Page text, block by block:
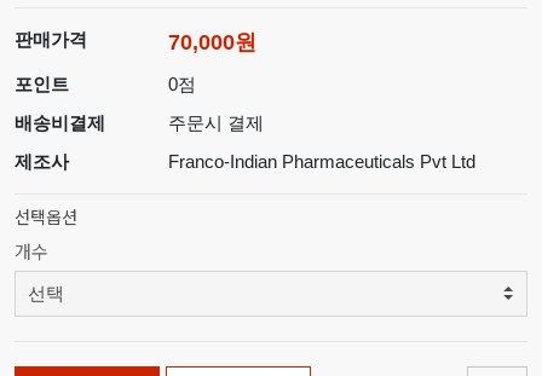
판매가격 70,000원
포인트
0점
배송비결제
주문시 결제
제조사
Franco-Indian Pharmaceuticals Pvt Ltd
선택옵션
개수